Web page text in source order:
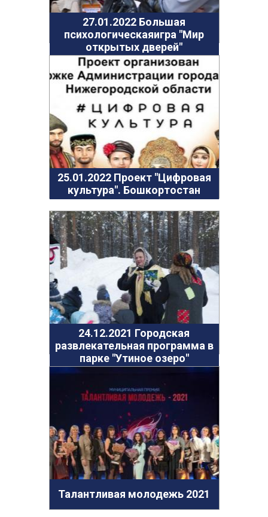
27.01.2022 Большая
психологическаяигра "Мир
открытых дверей"
25.01.2022 Проект "Цифровая
культура". Бошкортостан
24.12.2021 Городская
развлекательная программа в
парке "Утиное озеро"
Талантливая молодежь 2021